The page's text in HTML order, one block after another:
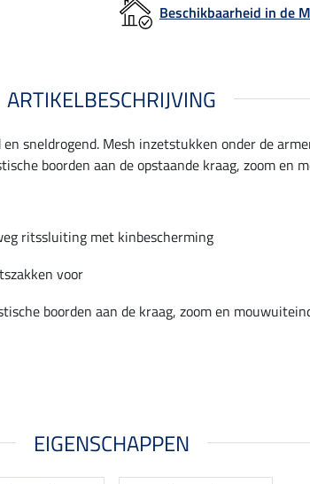
Beschikbaarheid in de
ARTIKELBESCHRIJVING
sneldrogend. Mesh inzetstukken onder de
boorden aan de opstaande kraag, zoom en
ritssluiting met kinbescherming
voor
boorden aan de kraag, zoom en
EIGENSCHAPPEN